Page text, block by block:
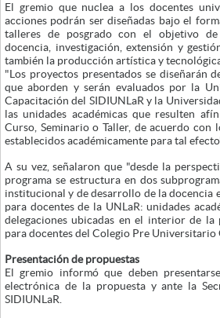
El gremio que nuclea a los docentes
acciones podrán ser diseñadas bajo el
talleres de posgrado con el objetivo
docencia, investigación, extensión y
también la producción artística y
"Los proyectos presentados se diseñarán
que aborden y serán evaluados por la
Capacitación del SIDIUNLaR y la
las unidades académicas que resulten
Curso, Seminario o Taller, de acuerdo con
establecidos académicamente para tal
A su vez, señalaron que "desde la
programa se estructura en dos
institucional y de desarrollo de la docencia
para docentes de la UNLaR: unidades
delegaciones ubicadas en el interior de la
para docentes del Colegio Pre Universitario
Presentación de propuestas
El gremio informó que deben
electrónica de la propuesta y ante la
SIDIUNLaR.